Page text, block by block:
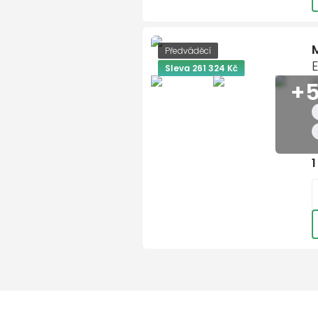
Digitální doplněk: Android
Digitální doplněk: Apple
Digitální doplněk:
Digitální doplněk:
Digitální doplněk:
Digitální doplněk: Asistent
Digitální doplněk:
Digitální doplněk:
Předváděcí
Sleva 261 324 Kč
+5